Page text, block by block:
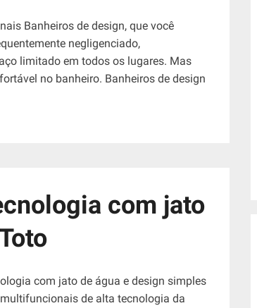
Banheiros de design, que você
negligenciado,
limitado em todos os lugares. Mas
no banheiro. Banheiros de design
com jato
com jato de água e design simples
de alta tecnologia da